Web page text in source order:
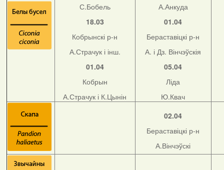
С.Бобель
18.03
Кобрынскі р-н
А.Страчук і інш.
01.04
Кобрын
А.Страчук і К.Цынін
А.Анкуда
01.04
Бераставіцкі р-н
А. і Дз. Вінчэўскія
05.04
Ліда
Ю.Квач
02.04
Бераставіцкі р-н
А.Вінчэўскі